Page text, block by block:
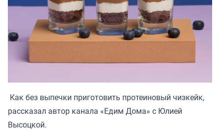
Как без выпечки приготовить протеиновый чизкейк,
рассказал автор канала «Едим Дома» с Юлией
Высоцкой.